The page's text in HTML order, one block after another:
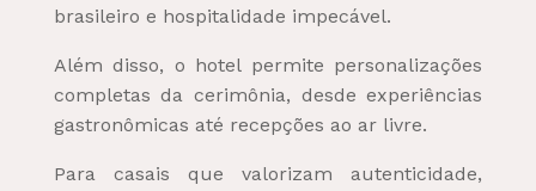
brasileiro e hospitalidade impecável.
Além disso, o hotel permite personalizações
completas da cerimônia, desde experiências
gastronômicas até recepções ao ar livre.
Para casais que valorizam autenticidade,